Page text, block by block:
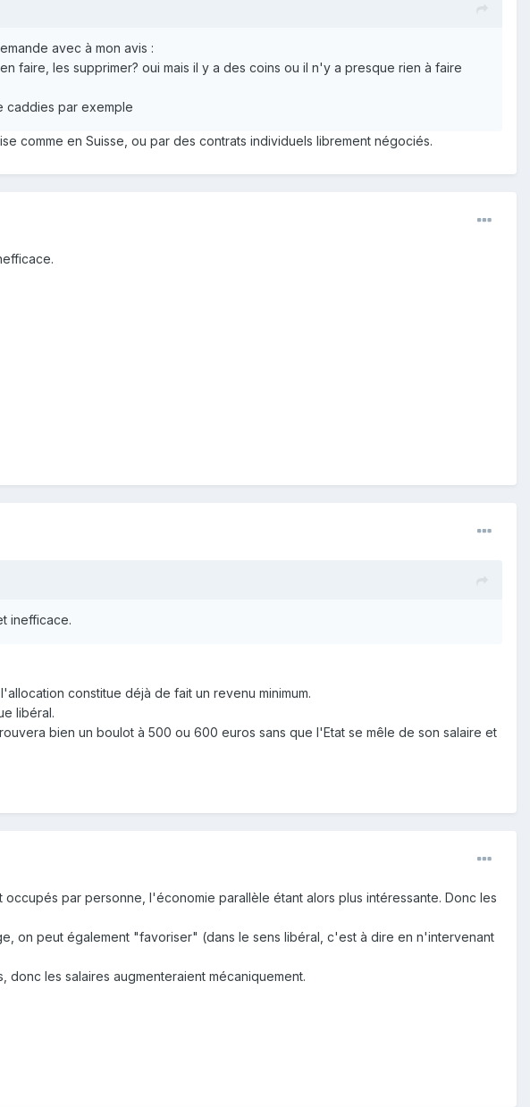
avec à mon avis :
faire, les supprimer? oui mais il y a des coins ou il n'y a presque rien à faire
caddies par exemple
comme en Suisse, ou par des contrats individuels librement négociés.
inefficace.
constitue déjà de fait un revenu minimum.
libéral.
bien un boulot à 500 ou 600 euros sans que l'Etat se mêle de son salaire et
par personne, l'économie parallèle étant alors plus intéressante. Donc les
on peut également "favoriser" (dans le sens libéral, c'est à dire en n'intervenant
les salaires augmenteraient mécaniquement.